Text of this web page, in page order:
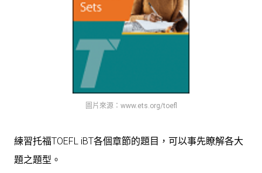
圖片來源：www.ets.org/toefl
練習托福TOEFL iBT各個章節的題目，可以事先瞭解各大
題之題型。